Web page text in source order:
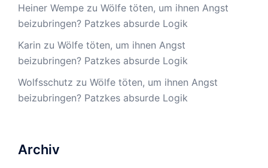
Heiner Wempe zu Wölfe töten, um ihnen Angst
beizubringen? Patzkes absurde Logik
Karin zu Wölfe töten, um ihnen Angst
beizubringen? Patzkes absurde Logik
Wolfsschutz zu Wölfe töten, um ihnen Angst
beizubringen? Patzkes absurde Logik
Archiv